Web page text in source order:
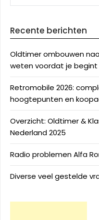
Recente berichten
Oldtimer ombouwen
weten voordat je begint
Retromobile 2026:
hoogtepunten en
Overzicht: Oldtimer &
Nederland 2025
Radio problemen Alfa
Diverse veel gestelde